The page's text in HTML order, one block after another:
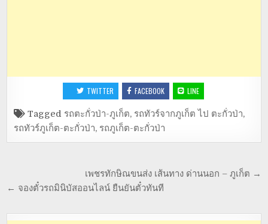
TWITTER FACEBOOK LINE
Tagged รถตะกั่วป่า-ภูเก็ต, รถทัวร์จากภูเก็ต ไป ตะกั่วป่า,
รถทัวร์ภูเก็ต-ตะกั่วป่า, รถภูเก็ต-ตะกั่วป่า
เพชรทักษิณขนส่ง เส้นทาง ด่านนอก – ภูเก็ต →
← จองตั๋วรถมินิบัสออนไลน์ ยืนยันตั๋วทันที